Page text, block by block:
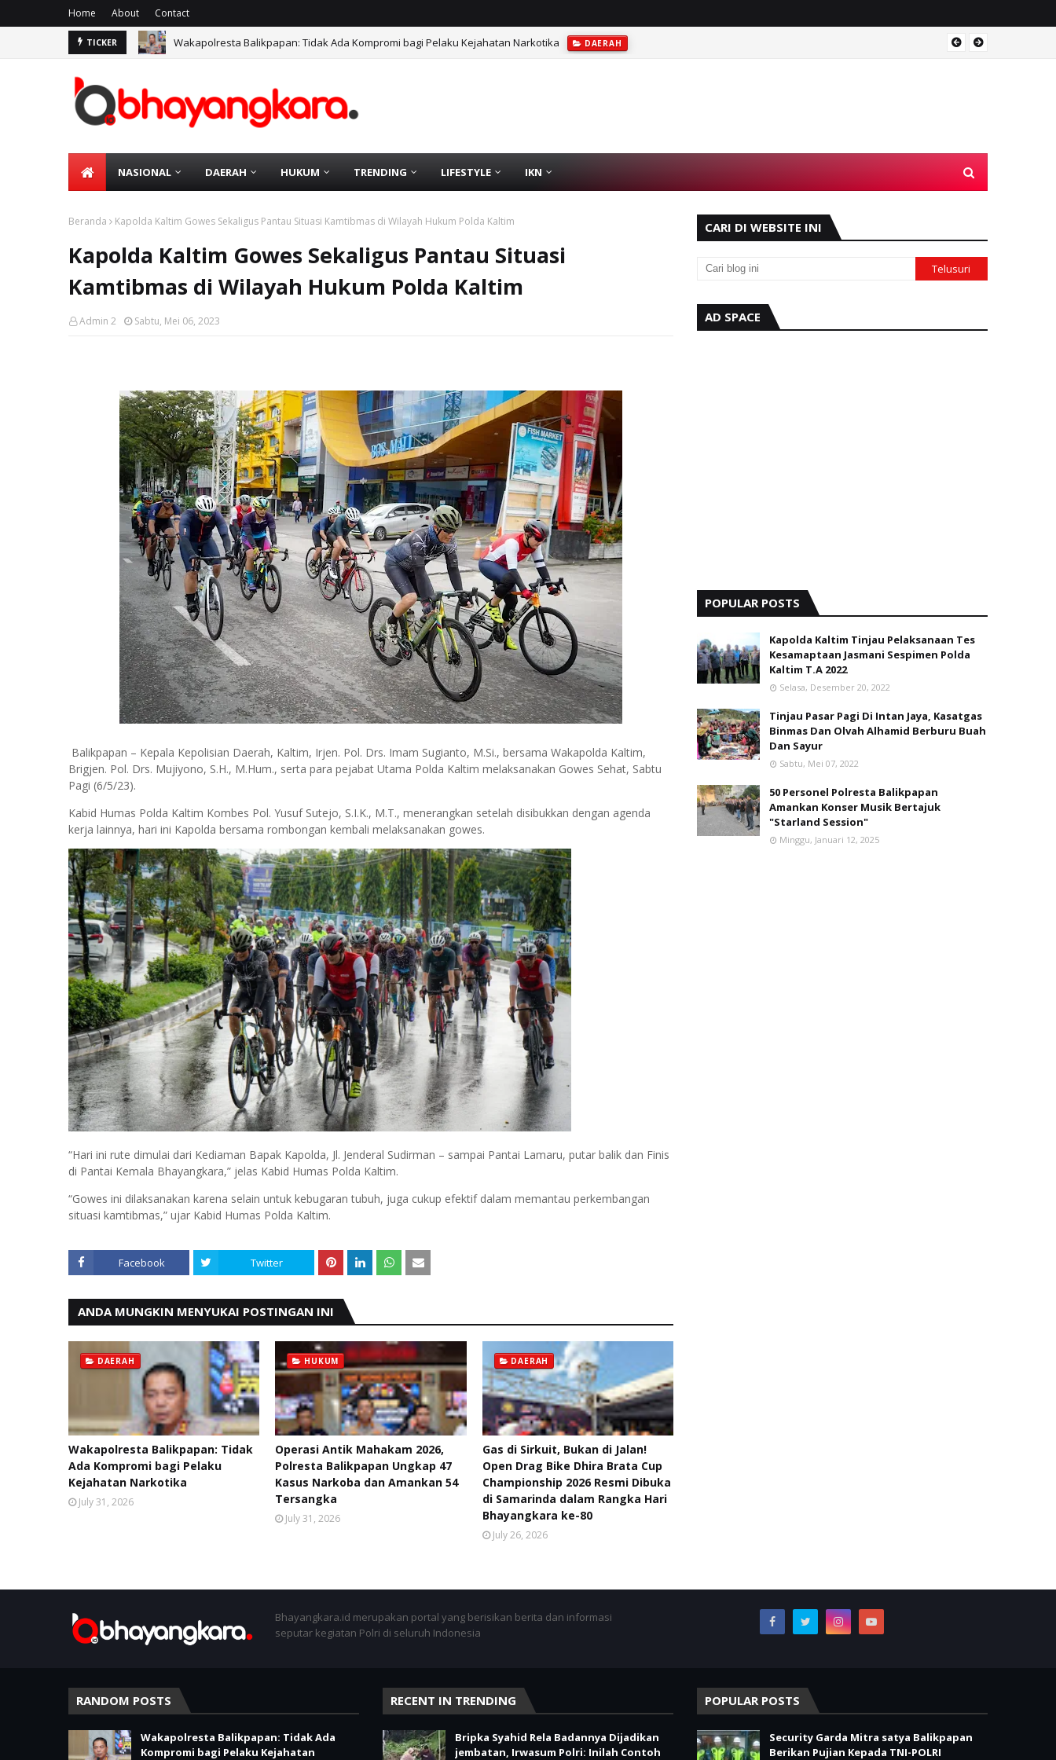
Home About Contact
TICKER Wakapolresta Balikpapan: Tidak Ada Kompromi bagi Pelaku Kejahatan Narkotika DAERAH
NASIONAL DAERAH HUKUM TRENDING LIFESTYLE IKN
Beranda Kapolda Kaltim Gowes Sekaligus Pantau Situasi Kamtibmas di Wilayah Hukum Polda Kaltim
Kapolda Kaltim Gowes Sekaligus Pantau Situasi
Kamtibmas di Wilayah Hukum Polda Kaltim
Admin 2 Sabtu, Mei 06, 2023
Balikpapan – Kepala Kepolisian Daerah, Kaltim, Irjen. Pol. Drs. Imam Sugianto, M.Si., bersama Wakapolda Kaltim,
Brigjen. Pol. Drs. Mujiyono, S.H., M.Hum., serta para pejabat Utama Polda Kaltim melaksanakan Gowes Sehat, Sabtu
Pagi (6/5/23).
Kabid Humas Polda Kaltim Kombes Pol. Yusuf Sutejo, S.I.K., M.T., menerangkan setelah disibukkan dengan agenda
kerja lainnya, hari ini Kapolda bersama rombongan kembali melaksanakan gowes.
“Hari ini rute dimulai dari Kediaman Bapak Kapolda, Jl. Jenderal Sudirman – sampai Pantai Lamaru, putar balik dan Finis
di Pantai Kemala Bhayangkara,” jelas Kabid Humas Polda Kaltim.
“Gowes ini dilaksanakan karena selain untuk kebugaran tubuh, juga cukup efektif dalam memantau perkembangan
situasi kamtibmas,” ujar Kabid Humas Polda Kaltim.
Facebook Twitter
ANDA MUNGKIN MENYUKAI POSTINGAN INI
DAERAH
Wakapolresta Balikpapan: Tidak
Ada Kompromi bagi Pelaku
Kejahatan Narkotika
July 31, 2026
HUKUM
Operasi Antik Mahakam 2026,
Polresta Balikpapan Ungkap 47
Kasus Narkoba dan Amankan 54
Tersangka
July 31, 2026
DAERAH
Gas di Sirkuit, Bukan di Jalan!
Open Drag Bike Dhira Brata Cup
Championship 2026 Resmi Dibuka
di Samarinda dalam Rangka Hari
Bhayangkara ke-80
July 26, 2026
CARI DI WEBSITE INI
AD SPACE
POPULAR POSTS
Kapolda Kaltim Tinjau Pelaksanaan Tes
Kesamaptaan Jasmani Sespimen Polda
Kaltim T.A 2022
Selasa, Desember 20, 2022
Tinjau Pasar Pagi Di Intan Jaya, Kasatgas
Binmas Dan Olvah Alhamid Berburu Buah
Dan Sayur
Sabtu, Mei 07, 2022
50 Personel Polresta Balikpapan
Amankan Konser Musik Bertajuk
"Starland Session"
Minggu, Januari 12, 2025
Bhayangkara.id merupakan portal yang berisikan berita dan informasi
seputar kegiatan Polri di seluruh Indonesia
RANDOM POSTS
Wakapolresta Balikpapan: Tidak Ada
Kompromi bagi Pelaku Kejahatan
RECENT IN TRENDING
Bripka Syahid Rela Badannya Dijadikan
jembatan, Irwasum Polri: Inilah Contoh
POPULAR POSTS
Security Garda Mitra satya Balikpapan
Berikan Pujian Kepada TNI-POLRI